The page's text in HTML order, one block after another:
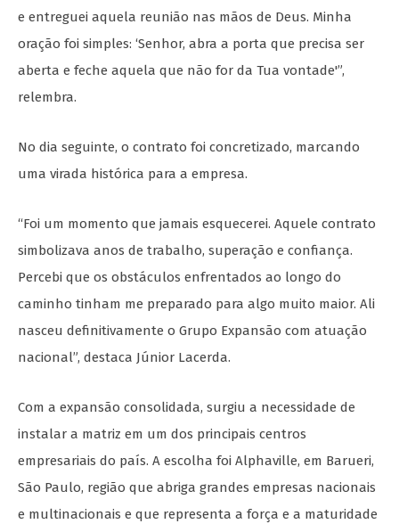
e entreguei aquela reunião nas mãos de Deus. Minha
oração foi simples: ‘Senhor, abra a porta que precisa ser
aberta e feche aquela que não for da Tua vontade'”,
relembra.
No dia seguinte, o contrato foi concretizado, marcando
uma virada histórica para a empresa.
“Foi um momento que jamais esquecerei. Aquele contrato
simbolizava anos de trabalho, superação e confiança.
Percebi que os obstáculos enfrentados ao longo do
caminho tinham me preparado para algo muito maior. Ali
nasceu definitivamente o Grupo Expansão com atuação
nacional”, destaca Júnior Lacerda.
Com a expansão consolidada, surgiu a necessidade de
instalar a matriz em um dos principais centros
empresariais do país. A escolha foi Alphaville, em Barueri,
São Paulo, região que abriga grandes empresas nacionais
e multinacionais e que representa a força e a maturidade